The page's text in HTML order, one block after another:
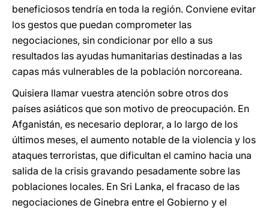
beneficiosos tendría en toda la región. Conviene evitar
los gestos que puedan comprometer las
negociaciones, sin condicionar por ello a sus
resultados las ayudas humanitarias destinadas a las
capas más vulnerables de la población norcoreana.
Quisiera llamar vuestra atención sobre otros dos
países asiáticos que son motivo de preocupación. En
Afganistán, es necesario deplorar, a lo largo de los
últimos meses, el aumento notable de la violencia y los
ataques terroristas, que dificultan el camino hacia una
salida de la crisis gravando pesadamente sobre las
poblaciones locales. En Sri Lanka, el fracaso de las
negociaciones de Ginebra entre el Gobierno y el